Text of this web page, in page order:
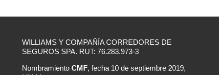
WILLIAMS Y COMPAÑÍA CORREDORES DE
SEGUROS SPA. RUT: 76.283.973-3
Nombramiento CMF, fecha 10 de septiembre 2019,